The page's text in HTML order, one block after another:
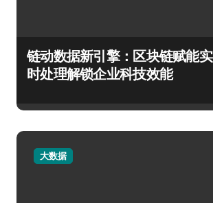
链动数据新引擎：区块链赋能实
时处理解锁企业科技效能
大数据